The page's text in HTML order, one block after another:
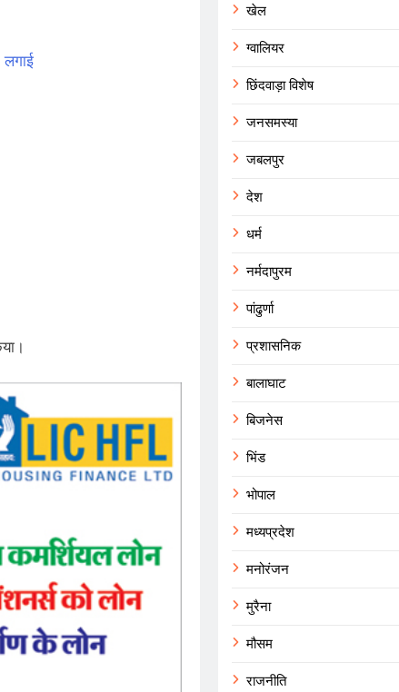
खेल
ग्वालियर
छिंदवाड़ा विशेष
जनसमस्या
जबलपुर
देश
धर्म
नर्मदापुरम
पांढुर्णा
प्रशासनिक
बालाघाट
बिजनेस
भिंड
भोपाल
मध्यप्रदेश
मनोरंजन
मुरैना
मौसम
राजनीति